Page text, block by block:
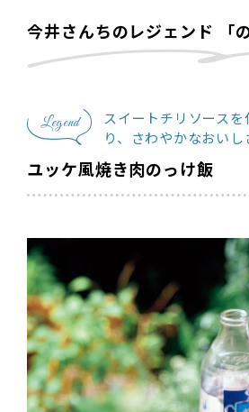
今井さんちのレジェンド 「
Legend
スイートチリソース
り、さわやかなおいし
ユッケ風焼き肉のっけ飯